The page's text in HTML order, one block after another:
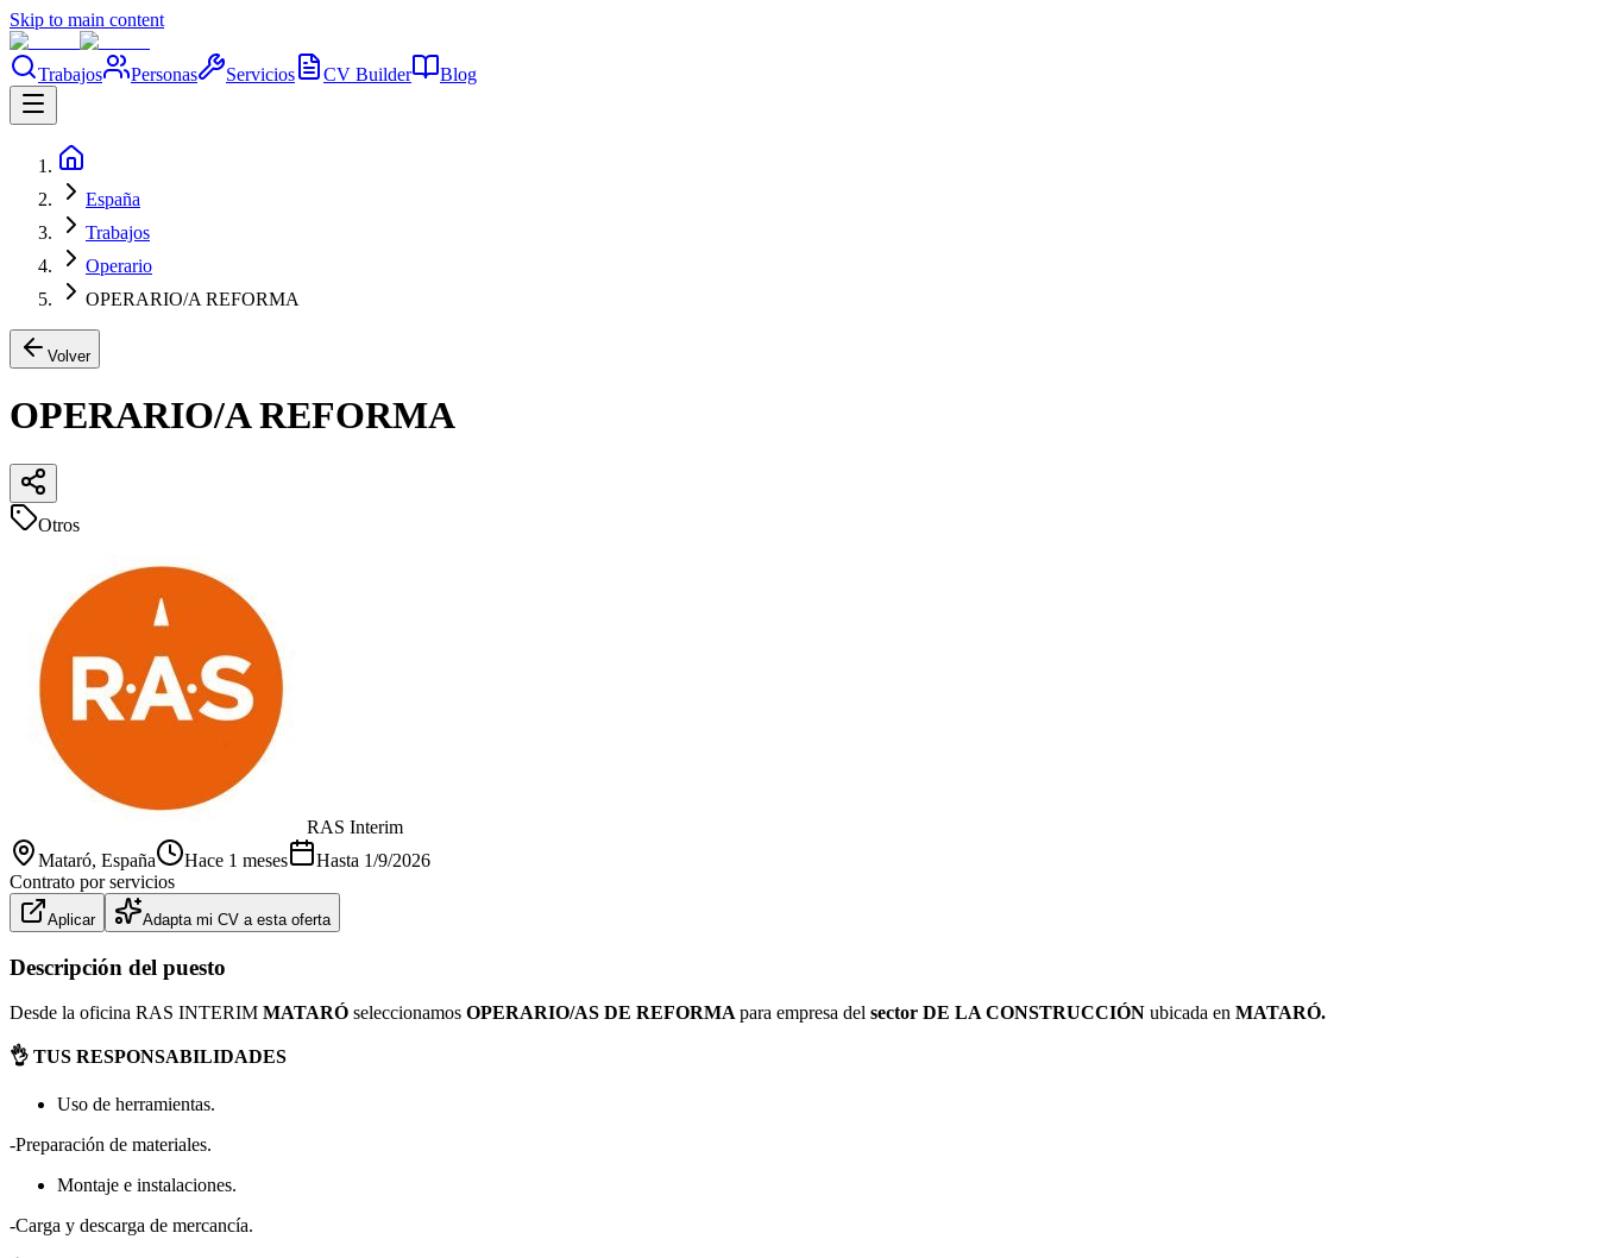
Skip to main content
Trabajos Personas Servicios CV Builder Blog
España
Trabajos
Operario
OPERARIO/A REFORMA
Volver
OPERARIO/A REFORMA
Otros
RAS Interim
Mataró, España Hace 1 meses Hasta 1/9/2026
Contrato por servicios
Aplicar Adapta mi CV a esta oferta
Descripción del puesto
Desde la oficina RAS INTERIM MATARÓ seleccionamos OPERARIO/AS DE REFORMA para empresa del sector DE LA CONSTRUCCIÓN ubicada en MATARÓ.
👌 TUS RESPONSABILIDADES
Uso de herramientas.
-Preparación de materiales.
Montaje e instalaciones.
-Carga y descarga de mercancía.